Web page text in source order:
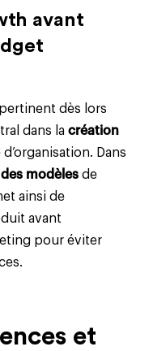
avant
dès lors
dans lacréation
Dans
modèlesde
ainsi de
avant
pour éviter
et